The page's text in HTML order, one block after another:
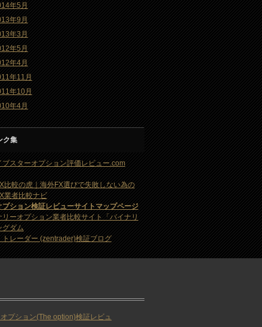
年5月
年9月
年3月
年5月
年4月
年11月
年10月
年4月
ク集
ブスターオプション評価レビュー.com
比較の虎｜海外FX選びで失敗しない為の
業者比較ナビ
プション検証レビューサイトマップページ
リーオプション業者比較サイト「バイナリ
グダム
トレーダー (zentrader)検証ブログ
プション(The option)検証レビュ